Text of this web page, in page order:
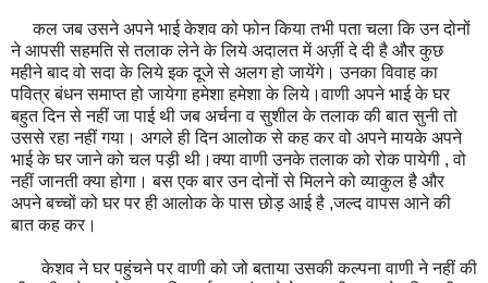
कल जब उसने अपने भाई केशव को फोन किया तभी पता चला कि उन दोनों
ने आपसी सहमति से तलाक लेने के लिये अदालत में अर्ज़ी दे दी है और कुछ
महीने बाद वो सदा के लिये इक दूजे से अलग हो जायेंगे। उनका विवाह का
पवित्र बंधन समाप्त हो जायेगा हमेशा हमेशा के लिये।वाणी अपने भाई के घर
बहुत दिन से नहीं जा पाई थी जब अर्चना व सुशील के तलाक की बात सुनी तो
उससे रहा नहीं गया। अगले ही दिन आलोक से कह कर वो अपने मायके अपने
भाई के घर जाने को चल पड़ी थी।क्या वाणी उनके तलाक को रोक पायेगी , वो
नहीं जानती क्या होगा। बस एक बार उन दोनों से मिलने को व्याकुल है और
अपने बच्चों को घर पर ही आलोक के पास छोड़ आई है ,जल्द वापस आने की
बात कह कर।
केशव ने घर पहुंचने पर वाणी को जो बताया उसकी कल्पना वाणी ने नहीं की